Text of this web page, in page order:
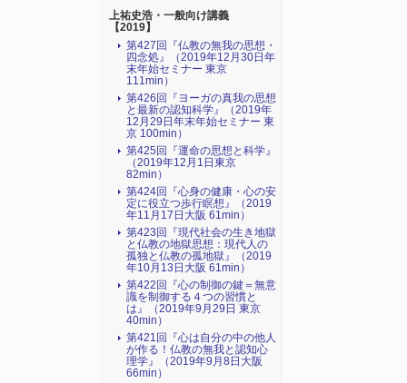
上祐史浩・一般向け講義
【2019】
第427回『仏教の無我の思想・
四念処』（2019年12月30日年
末年始セミナー 東京
111min）
第426回『ヨーガの真我の思想
と最新の認知科学』（2019年
12月29日年末年始セミナー 東
京 100min）
第425回『運命の思想と科学』
（2019年12月1日東京
82min）
第424回『心身の健康・心の安
定に役立つ歩行瞑想』（2019
年11月17日大阪 61min）
第423回『現代社会の生き地獄
と仏教の地獄思想：現代人の
孤独と仏教の孤地獄』（2019
年10月13日大阪 61min）
第422回『心の制御の鍵＝無意
識を制御する４つの習慣と
は』（2019年9月29日 東京
40min）
第421回『心は自分の中の他人
が作る！仏教の無我と認知心
理学』（2019年9月8日大阪
66min）